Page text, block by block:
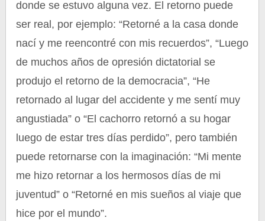
donde se estuvo alguna vez. El retorno puede
ser real, por ejemplo: “Retorné a la casa donde
nací y me reencontré con mis recuerdos”, “Luego
de muchos años de opresión dictatorial se
produjo el retorno de la democracia”, “He
retornado al lugar del accidente y me sentí muy
angustiada” o “El cachorro retornó a su hogar
luego de estar tres días perdido”, pero también
puede retornarse con la imaginación: “Mi mente
me hizo retornar a los hermosos días de mi
juventud” o “Retorné en mis sueños al viaje que
hice por el mundo”.